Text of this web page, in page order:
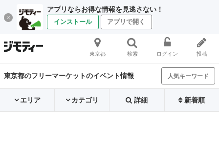
アプリならお得な情報を見逃さない！
インストール アプリで開く
東京都 検索 ログイン 投稿
東京都のフリーマーケットのイベント情報 人気キーワード
エリア カテゴリ 詳細 新着順